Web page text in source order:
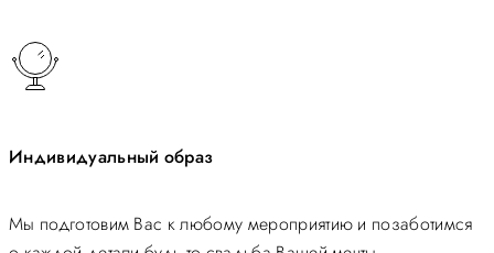
Индивидуальный образ
Мы подготовим Вас к любому мероприятию и позаботимся